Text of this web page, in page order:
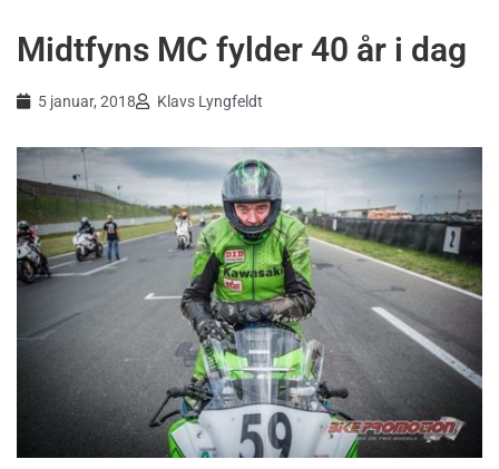
Midtfyns MC fylder 40 år i dag
5 januar, 2018 Klavs Lyngfeldt